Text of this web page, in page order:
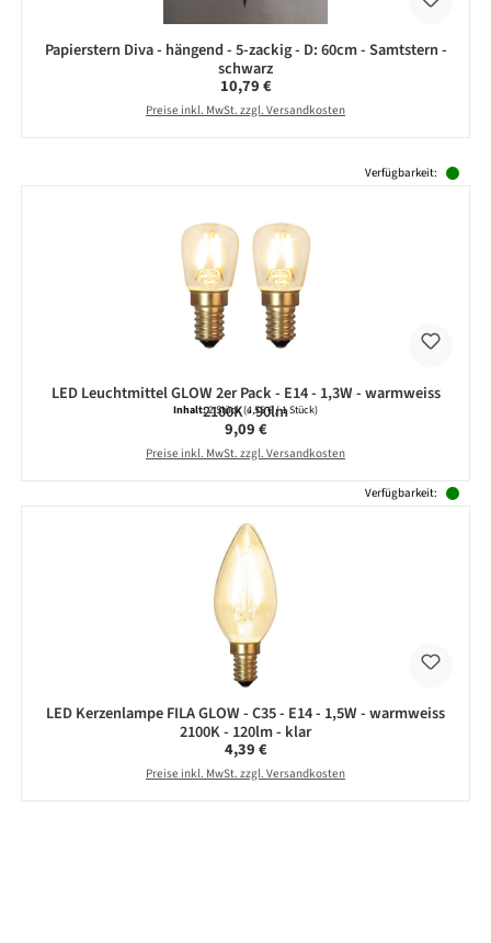
Papierstern Diva - hängend - 5-zackig - D: 60cm - Samtstern -
schwarz
Regulärer Preis:
10,79 €
Preise inkl. MwSt. zzgl. Versandkosten
Verfügbarkeit:
LED Leuchtmittel GLOW 2er Pack - E14 - 1,3W - warmweiss
2100K - 90lm
Inhalt:2 Stück(4,55 € / 1 Stück)
Regulärer Preis:
9,09 €
Preise inkl. MwSt. zzgl. Versandkosten
Verfügbarkeit:
LED Kerzenlampe FILA GLOW - C35 - E14 - 1,5W - warmweiss
2100K - 120lm - klar
Regulärer Preis:
4,39 €
Preise inkl. MwSt. zzgl. Versandkosten